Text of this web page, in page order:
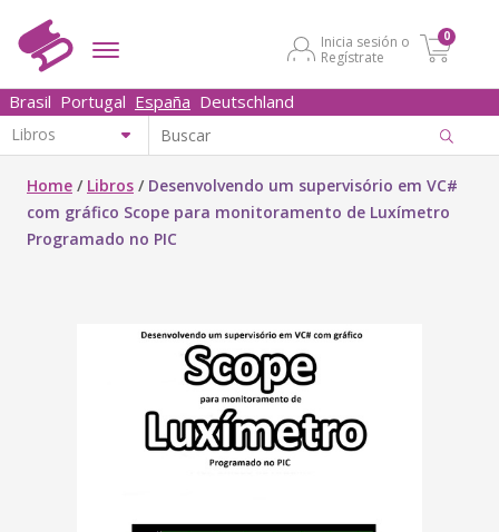
Inicia sesión o
Regístrate
0
Brasil Portugal España Deutschland
Home / Libros / Desenvolvendo um supervisório em VC#
com gráfico Scope para monitoramento de Luxímetro
Programado no PIC